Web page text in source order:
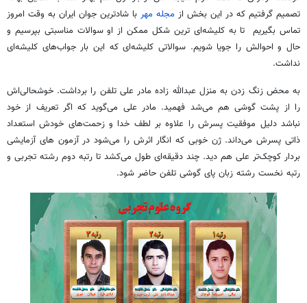
تصمیم گرفتیم که در این بخش از مجله مهر با شادترین جوان ایران به وقت امروز
تماس بگیریم تا به کلیشه‌ای ترین شکل ممکن از او سوالات مناسبتی بپرسیم و
حال و احوالش را جویا شویم. سوالاتی کلیشه‌ای که این بار جواب‌های کلیشه‌ای
نداشت.
به محض زنگ زدن به منزل عبدالله زاده مادر علی تلفن را برداشت. خوشحالی‌اش
را از پشت گوشی هم می‌شد فهمید. مادر علی می‌گوید که اگر تعریف از خود
نباشد دلیل موفقیت پسرش را علاوه بر لطف خدا و زحمت‌های خودش استعداد
ذاتی پسرش می‌داند. ژن خوبی که انگار اثرش را می‌شود در آزمون های آزمایشی
بردار کوچک‌تر علی هم دید. چند دقیقه‌ای طول می‌کشد تا رتبه دوم رشته تجربی و
رتبه نخست رشته زبان پای گوشی تلفن حاضر شود.